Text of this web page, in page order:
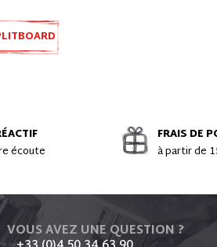
écoute
FRAIS DE
à partir de
VOUS AVEZ UNE QUESTION ?